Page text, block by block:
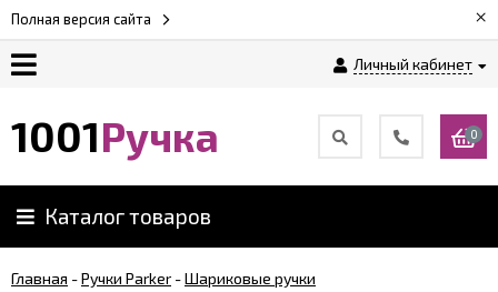
Полная версия сайта ×
Личный кабинет
1001Ручка 0
Каталог товаров
Главная -Ручки Parker -Шариковые ручки